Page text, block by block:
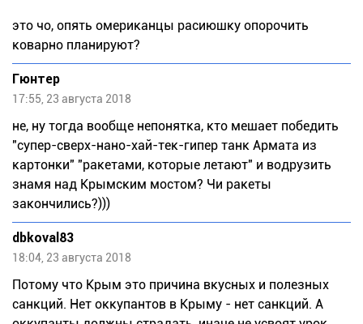
это чо, опять омериканцы расиюшку опорочить
коварно планируют?
Гюнтер
17:55, 23 августа 2018
не, ну тогда вообще непонятка, кто мешает победить
"супер-сверх-нано-хай-тек-гипер танк Армата из
картонки" "ракетами, которые летают" и водрузить
знамя над Крымским мостом? Чи ракеты
закончились?)))
dbkoval83
18:04, 23 августа 2018
Потому что Крым это причина вкусных и полезных
санкций. Нет оккупантов в Крыму - нет санкций. А